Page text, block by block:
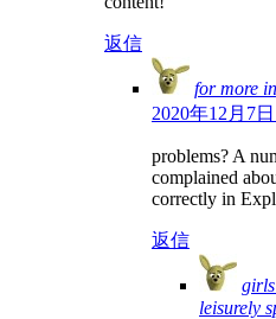
返信
for more
2020年12月7
problems? A
complained
correctly in
返信
leisurely